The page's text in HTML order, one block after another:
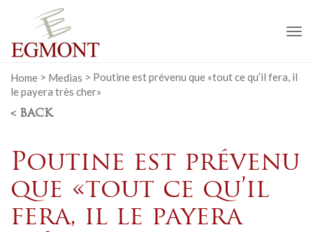
Home > Medias > Poutine est prévenu que «tout ce qu’il fera, il
le payera très cher»
< BACK
Poutine est prévenu
que «tout ce qu’il
fera, il le payera